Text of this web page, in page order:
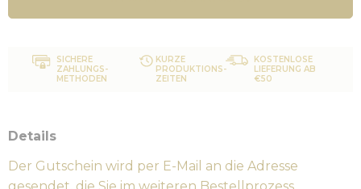
SICHERE
ZAHLUNGS-
METHODEN
KURZE
PRODUKTIONS-
ZEITEN
KOSTENLOSE
LIEFERUNG AB
€50
Details
Der Gutschein wird per E-Mail an die Adresse